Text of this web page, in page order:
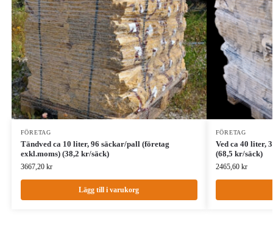
FÖRETAG
Tändved ca 10 liter, 96 säckar/pall (företag
exkl.moms) (38,2 kr/säck)
3667,20 kr
Lägg till i varukorg
FÖRETAG
Ved ca 40 liter,
(68,5 kr/säck)
2465,60 kr